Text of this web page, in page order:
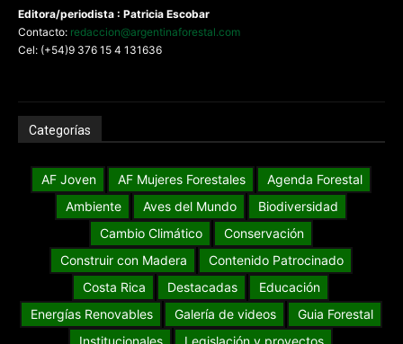
Editora/periodista : Patricia Escobar
Contacto: redaccion@argentinaforestal.com
Cel: (+54)9 376 15 4 131636
Categorías
AF Joven AF Mujeres Forestales
Agenda Forestal
Ambiente
Aves del Mundo
Biodiversidad
Cambio Climático
Conservación
Construir con Madera
Contenido Patrocinado
Costa Rica
Destacadas
Educación
Energías Renovables
Galería de videos
Guia Forestal
Institucionales
Legislación y proyectos